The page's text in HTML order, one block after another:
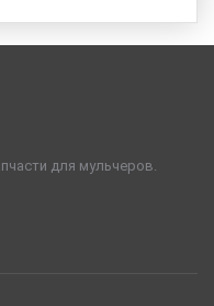
для мульчеров.